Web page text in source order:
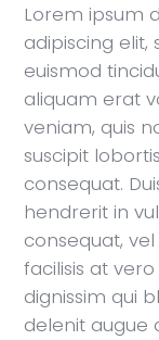
Lorem ipsum
adipiscing
euismod
aliquam erat
veniam, quis
suscipit
consequat.
hendrerit in
consequat,
facilisis at
dignissim qui
delenit augue